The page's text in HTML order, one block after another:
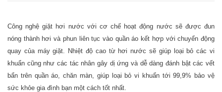
Công nghệ giặt hơi nước với cơ chế hoạt động nước sẽ được đun
nóng thành hơi và phun liên tục vào quần áo kết hợp với chuyển động
quay của máy giặt. Nhiệt độ cao từ hơi nước sẽ giúp loại bỏ các vi
khuẩn cũng như các tác nhân gây dị ứng và dễ dàng đánh bật các vết
bẩn trên quần áo, chăn màn, giúp loại bỏ vi khuẩn tới 99,9% bảo vệ
sức khỏe gia đình bạn một cách tốt nhất.